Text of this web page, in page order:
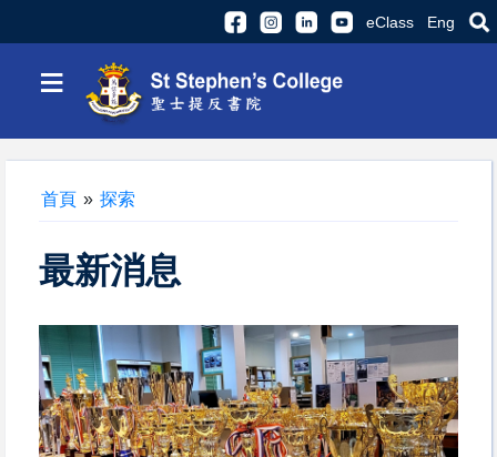
eClass Eng
≡
首頁 » 探索
最新消息